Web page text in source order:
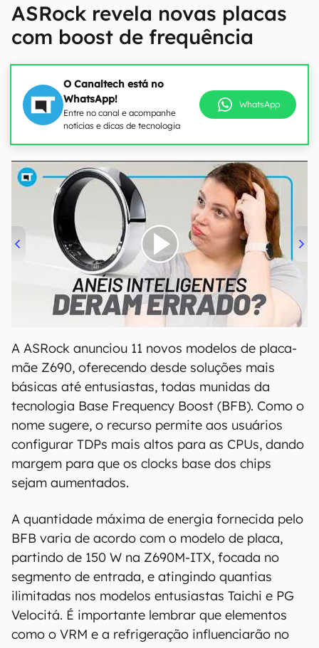
ASRock revela novas placas
com boost de frequência
O Canaltech está no
WhatsApp!
Entre no canal e acompanhe
notícias e dicas de tecnologia
WhatsApp
00:00/21:11
A ASRock anunciou 11 novos modelos de placa-
mãe Z690, oferecendo desde soluções mais
básicas até entusiastas, todas munidas da
tecnologia Base Frequency Boost (BFB). Como o
nome sugere, o recurso permite aos usuários
configurar TDPs mais altos para as CPUs, dando
margem para que os clocks base dos chips
sejam aumentados.
A quantidade máxima de energia fornecida pelo
BFB varia de acordo com o modelo de placa,
partindo de 150 W na Z690M-ITX, focada no
segmento de entrada, e atingindo quantias
ilimitadas nos modelos entusiastas Taichi e PG
Velocitá. É importante lembrar que elementos
como o VRM e a refrigeração influenciarão no